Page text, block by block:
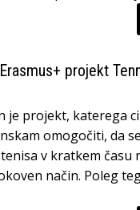
projekt
je projekt, katerega
omogočiti, da
v kratkem času
način. Poleg